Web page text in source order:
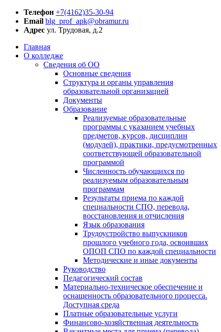
Телефон +7(4162)35-30-94
Email blg_prof_apk@obramur.ru
Адрес ул. Трудовая, д.2
Главная
О колледже
Сведения об ОО
Основные сведения
Структура и органы управления
образовательной организацией
Документы
Образование
Реализуемые образовательные
программы с указанием учебных
предметов, курсов, дисциплин
(модулей), практики, предусмотренных
соответствующей образовательной
программой
Численность обучающихся по
реализуемым образовательным
программам
Результаты приема по каждой
специальности СПО, перевода,
восстановления и отчисления
Язык образования
Трудоустройство выпускников
прошлого учебного года, освоивших
ОПОП СПО по каждой специальности
Методические и иные документы
Руководство
Педагогический состав
Материально-техническое обеспечение и
оснащенность образовательного процесса.
Доступная среда
Платные образовательные услуги
Финансово-хозяйственная деятельность